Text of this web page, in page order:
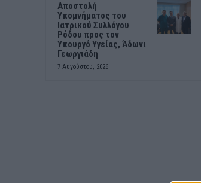
Αποστολή
Υπομνήματος του
Ιατρικού Συλλόγου
Ρόδου προς τον
Υπουργό Υγείας, Άδωνι
Γεωργιάδη
7 Αυγούστου, 2026